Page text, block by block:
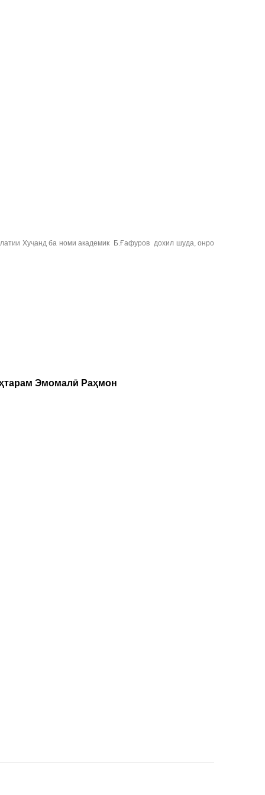
Хуҷанд ба номи академик Б.Ғафуров дохил шуда, онро
Эмомалӣ Раҳмон